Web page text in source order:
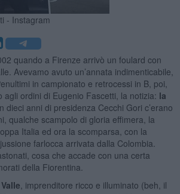
- Instagram
quando a Firenze arrivò un foulard con
Avevamo avuto un’annata indimenticabile,
in campionato e retrocessi in B, poi,
agli ordini di Eugenio Fascetti, la notizia: la
In dieci anni di presidenza Cecchi Gori c’erano
qualche scampolo di gloria effimera, la
Italia ed ora la scomparsa, con la
farlocca arrivata dalla Colombia.
cosa che accade con una certa
della Fiorentina.
, imprenditore ricco e illuminato (beh, il